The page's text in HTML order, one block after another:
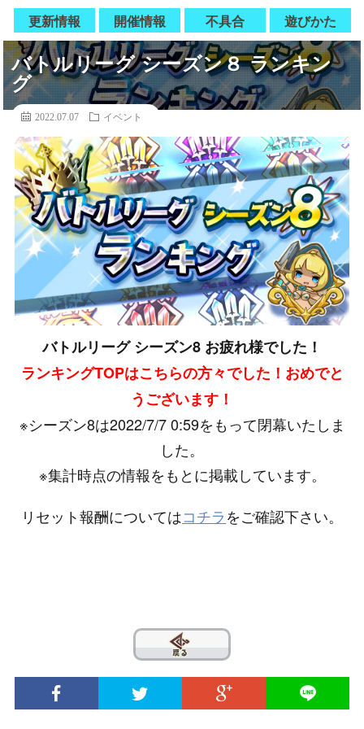
更新情報 開催情報 不具合 遊びかた
バトルリーグ シーズン８ ランキン
グ
2022.07.07 イベント
バトルリーグ シーズン8 お疲れ様でした！
ランキングTOPはこちらの方々でした！おめでと
うございます！
※シーズン8は2022/7/7 0:59をもって閉幕いたしま
した。
※集計時点の情報をもとに掲載しています。
リセット報酬についてはコチラをご確認下さい。